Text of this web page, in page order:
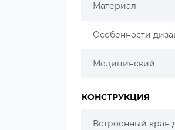
Материал
Особенности
Медицинский
КОНСТРУКЦИЯ
Встроенный кран